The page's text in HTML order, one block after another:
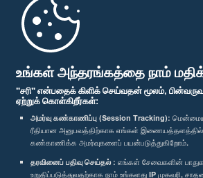
உங்கள் அந்தரங்கத்தை நாம்
"சரி" என்பதைக் கிளிக் செய்வதன் மூலம்,
ஏற்றுக் கொள்கிறீர்கள்:
அமர்வு கண்காணிப்பு (Session Tracking):
ரீதியான அனுபவத்திற்காக எங்கள்
கண்காணிக்க அமர்வுகளைப் பயன்படுத்துகிறோம்.
தரவினைப் பதிவு செய்தல் : எங்கள் சேவைகளின்
உறுதிப்படுத்துவதற்காக நாம் உங்களது IP முகவரி,
பாராளுமன்ற கையடக்க செயலி
எம்மை பின்தொடர்க :
விருதுகள்